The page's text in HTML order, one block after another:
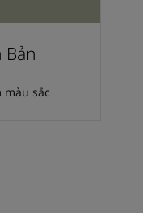
màu sắc